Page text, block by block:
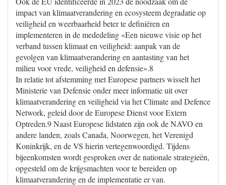
impact van klimaatverandering en ecosysteem degradatie op
veiligheid en weerbaarheid beter te definiëren en
implementeren in de mededeling «Een nieuwe visie op het
verband tussen klimaat en veiligheid: aanpak van de
gevolgen van klimaatverandering en aantasting van het
milieu voor vrede, veiligheid en defensie».8
In relatie tot afstemming met Europese partners wisselt het
Ministerie van Defensie onder meer informatie uit over
klimaatverandering en veiligheid via het Climate and Defence
Network, geleid door de Europese Dienst voor Extern
Optreden.9 Naast Europese lidstaten zijn ook de NAVO en
andere landen, zoals Canada, Noorwegen, het Verenigd
Koninkrijk, en de VS hierin vertegenwoordigd. Tijdens
bijeenkomsten wordt gesproken over de nationale strategieën,
opgesteld om de krijgsmachten voor te bereiden op
klimaatverandering en de implementatie er van.